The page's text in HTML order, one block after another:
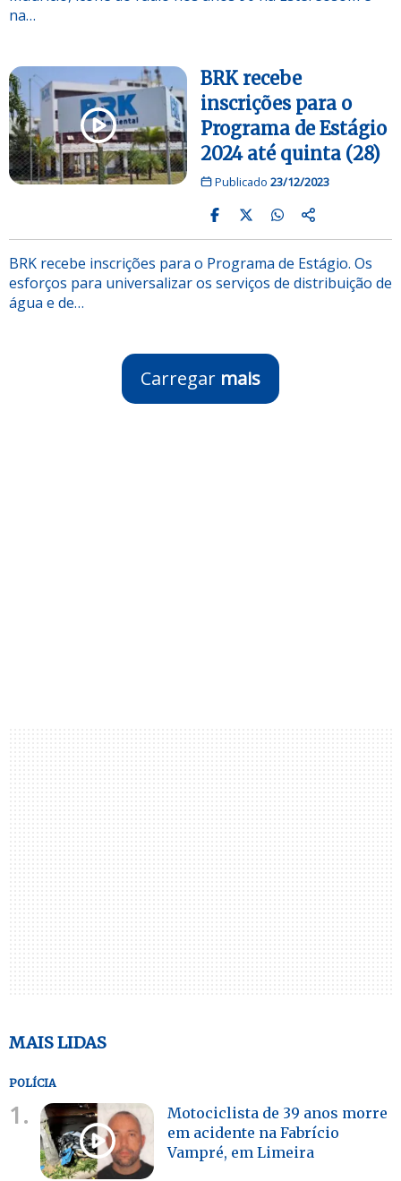
na…
BRK recebe
inscrições para o
Programa de Estágio
2024 até quinta (28)
Publicado 23/12/2023
BRK recebe inscrições para o Programa de Estágio. Os
esforços para universalizar os serviços de distribuição de
água e de…
Carregar mais
MAIS LIDAS
POLÍCIA
1.
Motociclista de 39 anos morre
em acidente na Fabrício
Vampré, em Limeira